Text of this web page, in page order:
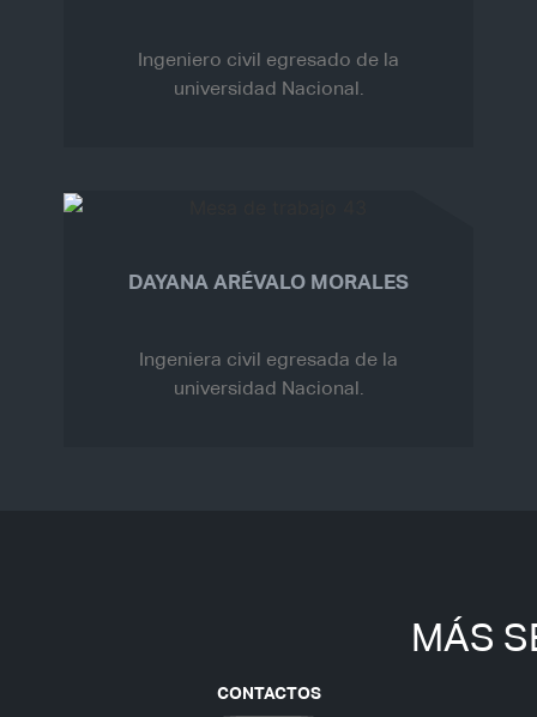
Ingeniero civil egresado de la
universidad Nacional.
DAYANA ARÉVALO MORALES
Ingeniera civil egresada de la
universidad Nacional.
MÁS
CONTACTOS